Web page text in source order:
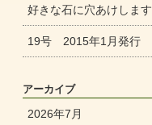
好きな石に穴あけします
19号 2015年1月発行
アーカイブ
2026年7月